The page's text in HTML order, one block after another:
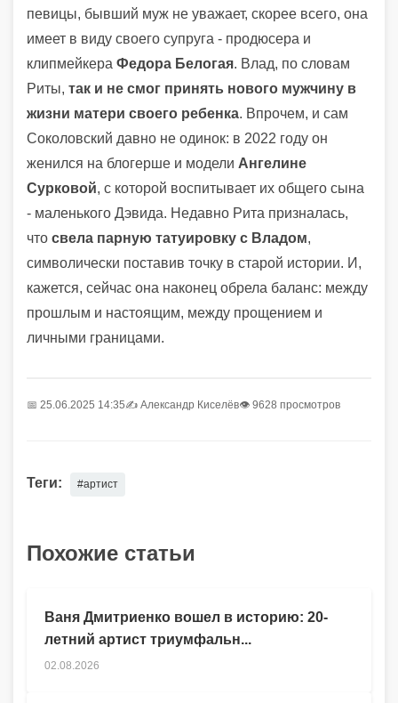
певицы, бывший муж не уважает, скорее всего, она
имеет в виду своего супруга - продюсера и
клипмейкера Федора Белогая. Влад, по словам
Риты, так и не смог принять нового мужчину в
жизни матери своего ребенка. Впрочем, и сам
Соколовский давно не одинок: в 2022 году он
женился на блогерше и модели Ангелине
Сурковой, с которой воспитывает их общего сына
- маленького Дэвида. Недавно Рита призналась,
что свела парную татуировку с Владом,
символически поставив точку в старой истории. И,
кажется, сейчас она наконец обрела баланс: между
прошлым и настоящим, между прощением и
личными границами.
📅 25.06.2025 14:35✍️ Александр Киселёв👁 9628 просмотров
Теги: #артист
Похожие статьи
Ваня Дмитриенко вошел в историю: 20-
летний артист триумфальн...
02.08.2026